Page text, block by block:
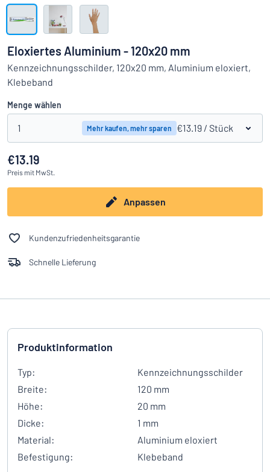
Das Gesuchte nicht gefunden? Schild hier entwerfen
Alle Kategorien anzeigen
Einloggen
Eloxiertes Aluminium - 120x20 mm
Kennzeichnungsschilder, 120x20 mm, Aluminium eloxiert,
Klebeband
Menge wählen
1 Mehr kaufen, mehr sparen €13.19 / Stück
€13.19
Preis mit MwSt.
Anpassen
Kundenzufriedenheitsgarantie
Schnelle Lieferung
Produktinformation
Typ:
Kennzeichnungsschilder
Breite:
120 mm
Höhe:
20 mm
Dicke:
1 mm
Material:
Aluminium eloxiert
Befestigung:
Klebeband